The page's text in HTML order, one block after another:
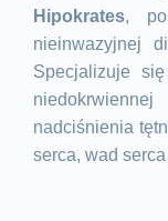
Hipokrates,
nieinwazyjnej
Specjalizuje
nadciśnienia
serca, wad